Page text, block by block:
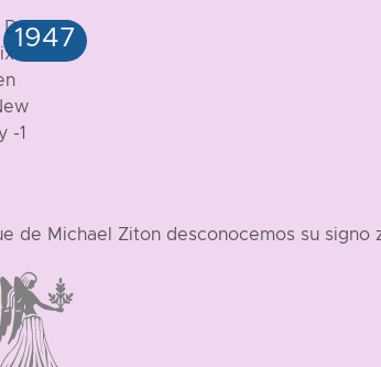
de Michael Ziton desconocemos su signo